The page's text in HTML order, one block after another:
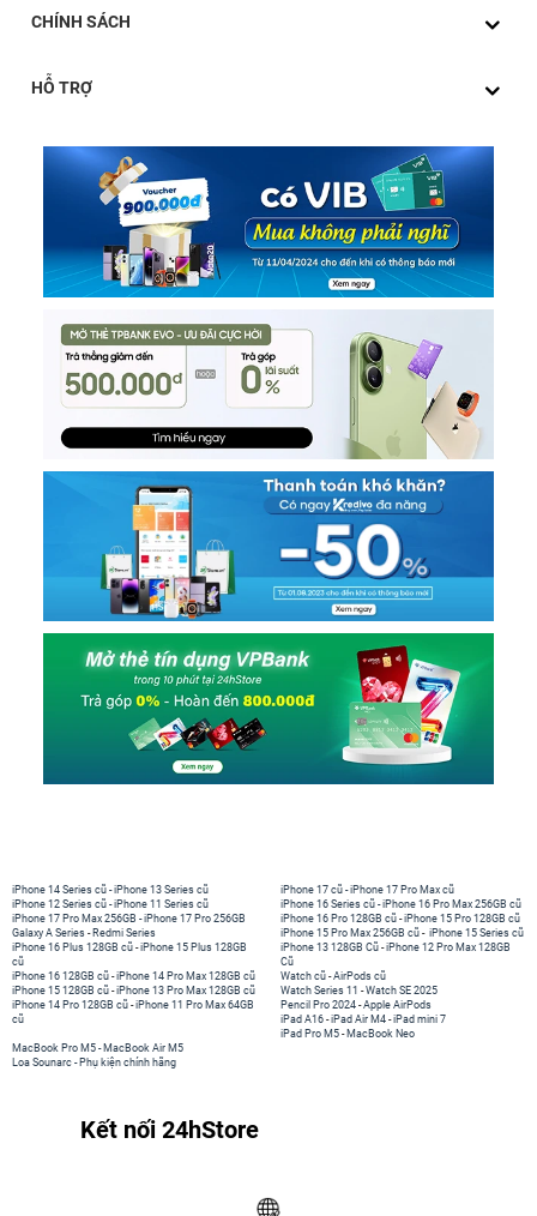
CHÍNH SÁCH
HỖ TRỢ
iPhone 14 Series cũ -iPhone 13 Series cũ
iPhone 12 Series cũ -iPhone 11 Series cũ
iPhone 17 Pro Max 256GB -iPhone 17 Pro 256GB
Galaxy A Series - Redmi Series
iPhone 17 cũ -iPhone 17 Pro Max cũ
iPhone 16 Series cũ - iPhone 16 Pro Max 256GB cũ
iPhone 16 Pro 128GB cũ -iPhone 15 Pro 128GB cũ
iPhone 15 Pro Max 256GB cũ - iPhone 15 Series cũ
iPhone 16 Plus 128GB cũ -iPhone 15 Plus 128GB
cũ
iPhone 16 128GB cũ -iPhone 14 Pro Max 128GB cũ
iPhone 15 128GB cũ -iPhone 13 Pro Max 128GB cũ
iPhone 14 Pro 128GB cũ -iPhone 11 Pro Max 64GB
cũ
iPhone 13 128GB Cũ -iPhone 12 Pro Max 128GB
Cũ
Watch cũ -AirPods cũ
Watch Series 11 -Watch SE 2025
Pencil Pro 2024 -Apple AirPods
iPad A16 -iPad Air M4 -iPad mini 7
iPad Pro M5 - MacBook Neo
MacBook Pro M5 - MacBook Air M5
Loa Sounarc - Phụ kiện chính hãng
Kết nối 24hStore